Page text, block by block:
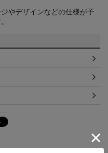
やデザインなどの仕様が予